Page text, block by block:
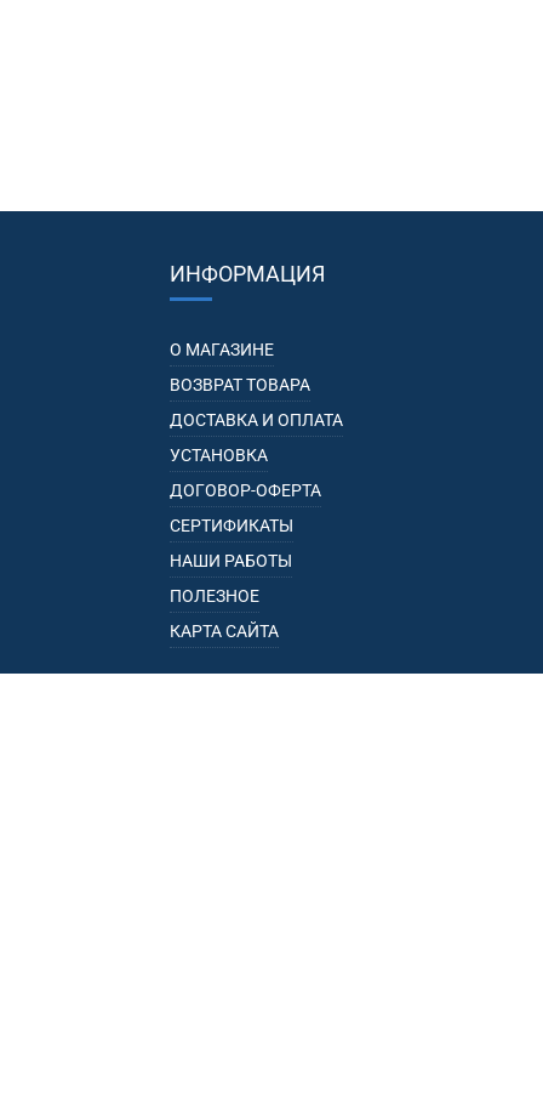
ИНФОРМАЦИЯ
О МАГАЗИНЕ
ВОЗВРАТ ТОВАРА
ДОСТАВКА И ОПЛАТА
УСТАНОВКА
ДОГОВОР-ОФЕРТА
СЕРТИФИКАТЫ
НАШИ РАБОТЫ
ПОЛЕЗНОЕ
КАРТА САЙТА